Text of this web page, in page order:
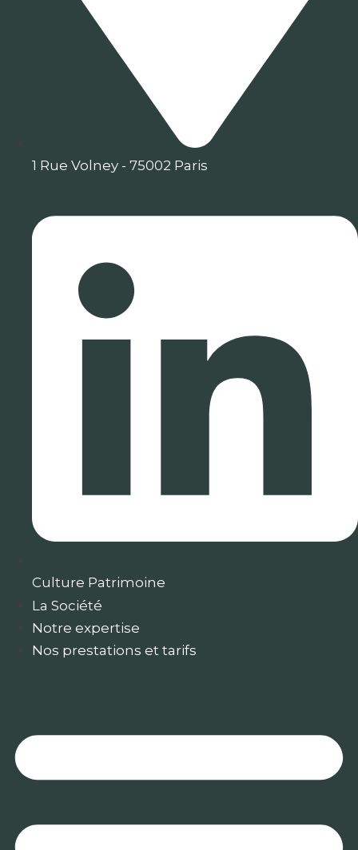
1 Rue Volney - 75002 Paris
Culture Patrimoine
La Société
Notre expertise
Nos prestations et tarifs